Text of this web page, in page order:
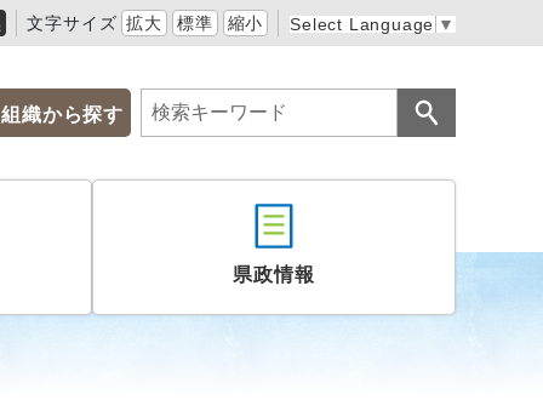
文字サイズ 拡大 標準 縮小 Select Language ▼
組織から探す
県政情報